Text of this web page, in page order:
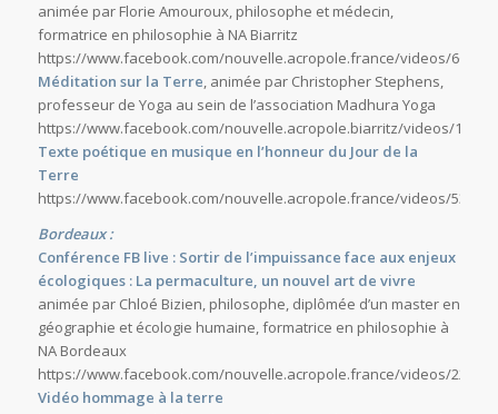
animée par Florie Amouroux, philosophe et médecin,
formatrice en philosophie à NA Biarritz
https://www.facebook.com/nouvelle.acropole.france/videos/
Méditation sur la Terre, animée par Christopher Stephens,
professeur de Yoga au sein de l’association Madhura Yoga
https://www.facebook.com/nouvelle.acropole.biarritz/videos/
Texte poétique en musique en l’honneur du Jour de la
Terre
https://www.facebook.com/nouvelle.acropole.france/videos/
Bordeaux :
Conférence FB live : Sortir de l’impuissance face aux enjeux
écologiques : La permaculture, un nouvel art de vivre
animée par Chloé Bizien, philosophe, diplômée d’un master en
géographie et écologie humaine, formatrice en philosophie à
NA Bordeaux
https://www.facebook.com/nouvelle.acropole.france/videos/
Vidéo hommage à la terre